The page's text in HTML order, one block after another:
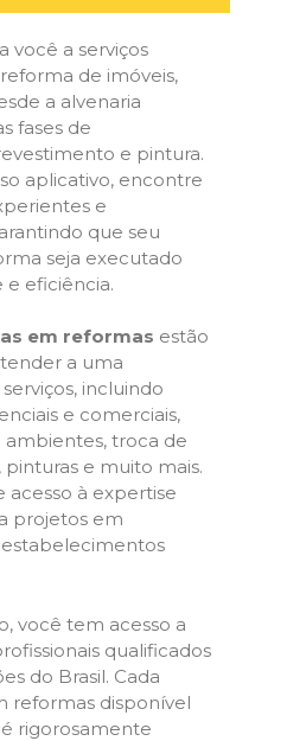
você a serviços
de imóveis,
a alvenaria
fases de
e pintura.
aplicativo, encontre
e
que seu
seja executado
e eficiência.
em reformas estão
a uma
incluindo
e comerciais,
ambientes, troca de
e muito mais.
acesso à expertise
projetos em
estabelecimentos
você tem acesso a
qualificados
do Brasil. Cada
reformas disponível
rigorosamente